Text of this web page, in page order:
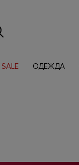
SALE ОДЕЖДА